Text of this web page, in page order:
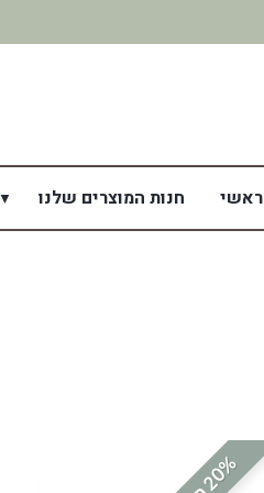
ראשי חנות המוצרים שלנו
%
ה